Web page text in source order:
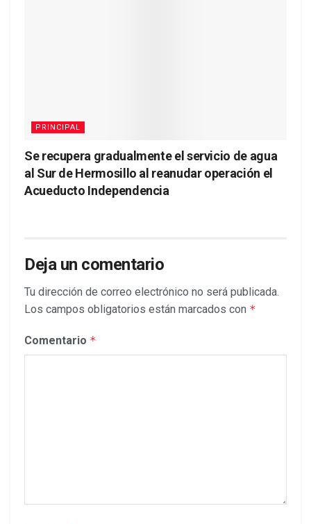
PRINCIPAL
Se recupera gradualmente el servicio de agua
al Sur de Hermosillo al reanudar operación el
Acueducto Independencia
Deja un comentario
Tu dirección de correo electrónico no será publicada.
Los campos obligatorios están marcados con *
Comentario *